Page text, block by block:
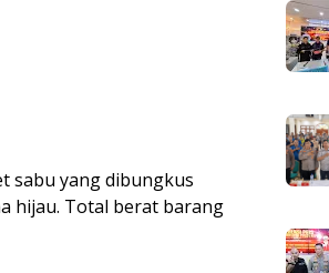
sabu yang dibungkus
hijau. Total berat barang